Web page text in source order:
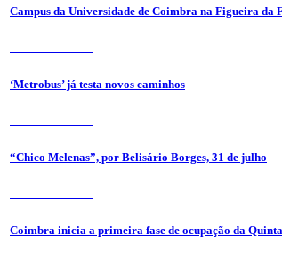
Campus da Universidade de Coimbra na Figueira da
‘Metrobus’ já testa novos caminhos
“Chico Melenas”, por Belisário Borges, 31 de julho
Coimbra inicia a primeira fase de ocupação da